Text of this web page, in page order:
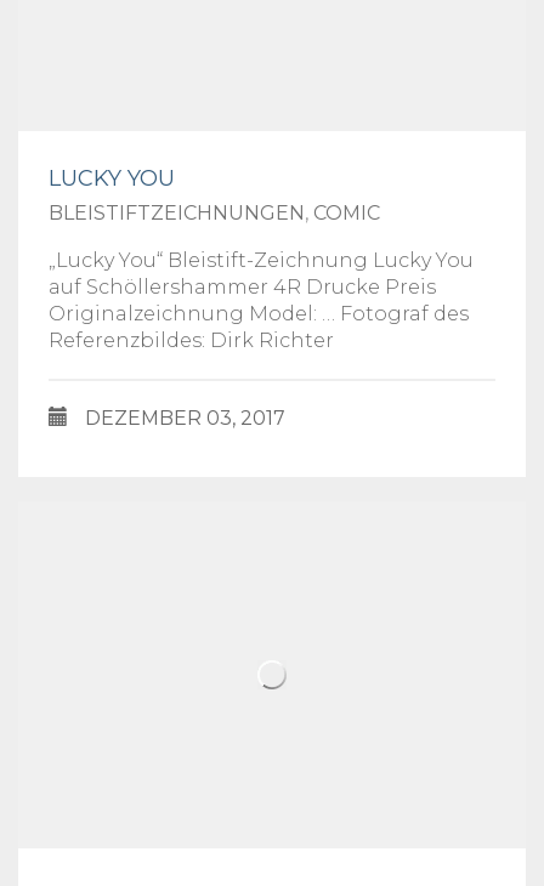
LUCKY YOU
BLEISTIFTZEICHNUNGEN, COMIC
„Lucky You“ Bleistift-Zeichnung Lucky You
auf Schöllershammer 4R Drucke Preis
Originalzeichnung Model: … Fotograf des
Referenzbildes: Dirk Richter
DEZEMBER 03, 2017